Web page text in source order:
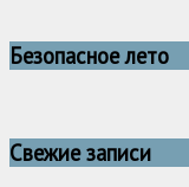
Безопасное лето
Свежие записи